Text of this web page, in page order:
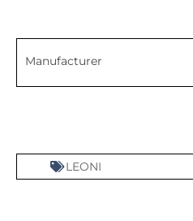
Manufacturer
LEONI